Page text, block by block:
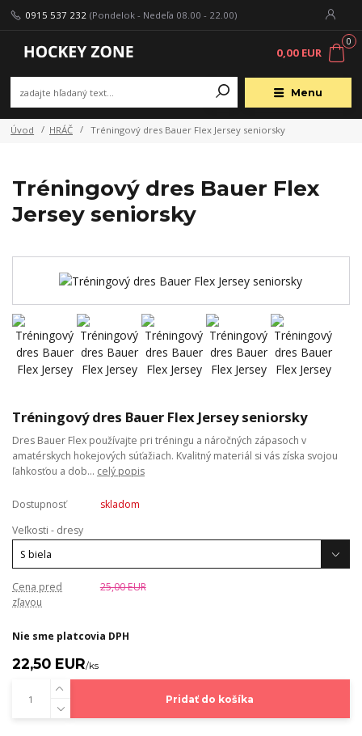
Menu
0915 537 232 (Pondelok - Nedeľa 08.00 - 22.00)
0
0,00 EUR
Úvod HRÁČ Tréningový dres Bauer Flex Jersey seniorsky
Tréningový dres Bauer Flex
Jersey seniorsky
Tréningový dres Bauer Flex Jersey seniorsky
Dres Bauer Flex používajte pri tréningu a náročných zápasoch v
amatérskych hokejových súťažiach. Kvalitný materiál si vás získa svojou
ľahkosťou a dob... celý popis
Dostupnosť
skladom
Veľkosti - dresy
Cena pred
zľavou
25,00 EUR
Nie sme platcovia DPH
22,50 EUR/ks
Pridať do košíka